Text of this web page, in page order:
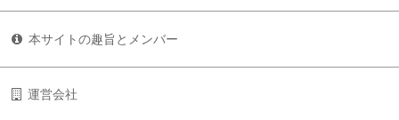
本サイトの趣旨とメンバー
運営会社